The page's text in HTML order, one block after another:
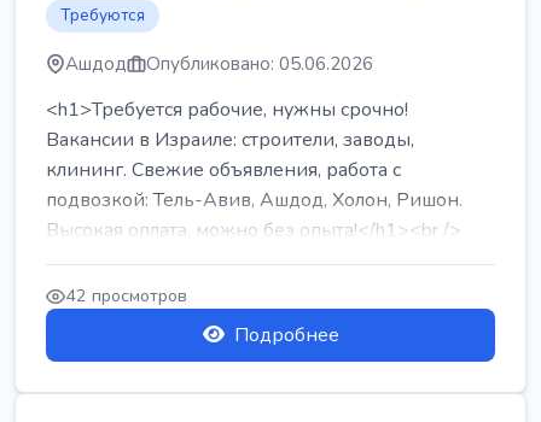
Требуются
Ашдод Опубликовано: 05.06.2026
<h1>Требуется рабочие, нужны срочно!
Вакансии в Израиле: строители, заводы,
клининг. Свежие объявления, работа с
подвозкой: Тель-Авив, Ашдод, Холон, Ришон.
Высокая оплата, можно без опыта!</h1><br />
...
42 просмотров
Подробнее